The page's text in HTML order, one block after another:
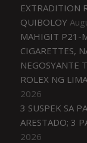
EXTRADITION
QUIBOLOY
MAHIGIT P21-
CIGARETTES,
NEGOSYANTE
ROLEX NG
2026
3 SUSPEK SA
ARESTADO; 3
2026